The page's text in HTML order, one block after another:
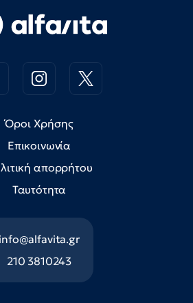
Όροι Χρήσης
Επικοινωνία
απορρήτου
Ταυτότητα
info@alfavita.gr
210 3810243